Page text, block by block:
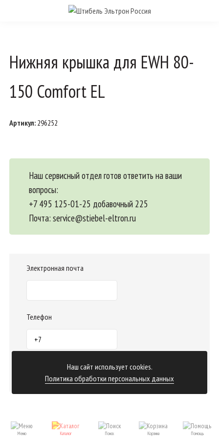
Нижняя крышка для EWH 80-
150 Comfort EL
Артикул: 296252
Наш сервисный отдел готов ответить на ваши
вопросы:
+7 495 125-01-25 добавочный 225
Почта: service@stiebel-eltron.ru
Электронная почта
Телефон
Отправить заказ
Меню Каталог Поиск Корзина Помощь
Наш сайт использует cookies.
Политика обработки персональных данных